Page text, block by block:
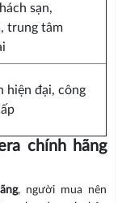
sạn,
trung tâm
hiện đại, công
chính hãng
, người mua nên